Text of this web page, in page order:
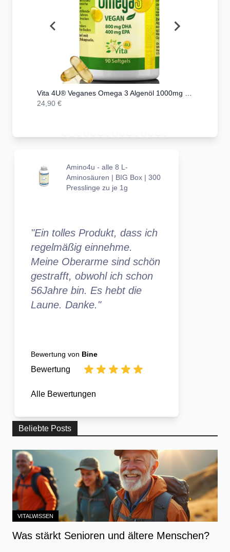
24,90 €
Amino4u - alle 8 L-
Aminosäuren | BIG Box | 300
Presslinge zu je 1g
"Ein tolles Produkt, dass ich
regelmäßig einnehme.
Meine Oberarme sind schön
gestrafft, obwohl ich schon
56Jahre bin. Es hebt die
Laune. Danke."
Bewertung von Bine
Bewertung
Alle Bewertungen
Beliebte Posts
VITALWISSEN
Was stärkt Senioren und ältere Menschen?